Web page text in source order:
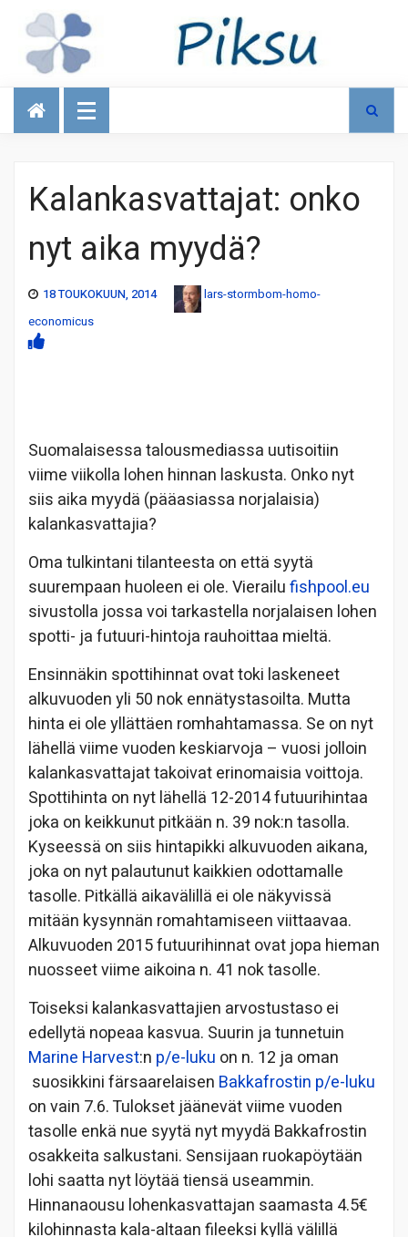
Talous
Kalankasvattajat: onko
nyt aika myydä?
18 TOUKOKUUN, 2014
lars-stormbom-homo-
economicus
Suomalaisessa talousmediassa uutisoitiin
viime viikolla lohen hinnan laskusta. Onko nyt
siis aika myydä (pääasiassa norjalaisia)
kalankasvattajia?
Oma tulkintani tilanteesta on että syytä
suurempaan huoleen ei ole. Vierailufishpool.eu
sivustolla jossa voi tarkastella norjalaisen lohen
spotti- ja futuuri-hintoja rauhoittaa mieltä.
Ensinnäkin spottihinnat ovat toki laskeneet
alkuvuoden yli 50 nok ennätystasoilta. Mutta
hinta ei ole yllättäen romhahtamassa. Se on nyt
lähellä viime vuoden keskiarvoja – vuosi jolloin
kalankasvattajat takoivat erinomaisia voittoja.
Spottihinta on nyt lähellä 12-2014 futuurihintaa
joka on keikkunut pitkään n. 39 nok:n tasolla.
Kyseessä on siis hintapikki alkuvuoden aikana,
joka on nyt palautunut kaikkien odottamalle
tasolle. Pitkällä aikavälillä ei ole näkyvissä
mitään kysynnän romahtamiseen viittaavaa.
Alkuvuoden 2015 futuurihinnat ovat jopa hieman
nuosseet viime aikoina n. 41 nok tasolle.
Toiseksi kalankasvattajien arvostustaso ei
edellytä nopeaa kasvua. Suurin ja tunnetuin
Marine Harvest:n p/e-luku on n. 12 ja oman
suosikkini färsaarelaisen Bakkafrostin p/e-luku
on vain 7.6. Tulokset jäänevät viime vuoden
tasolle enkä nue syytä nyt myydä Bakkafrostin
osakkeita salkustani. Sensijaan ruokapöytään
lohi saatta nyt löytää tiensä useammin.
Hinnanaousu lohenkasvattajan saamasta 4.5€
kilohinnasta kala-altaan fileeksi kyllä välillä